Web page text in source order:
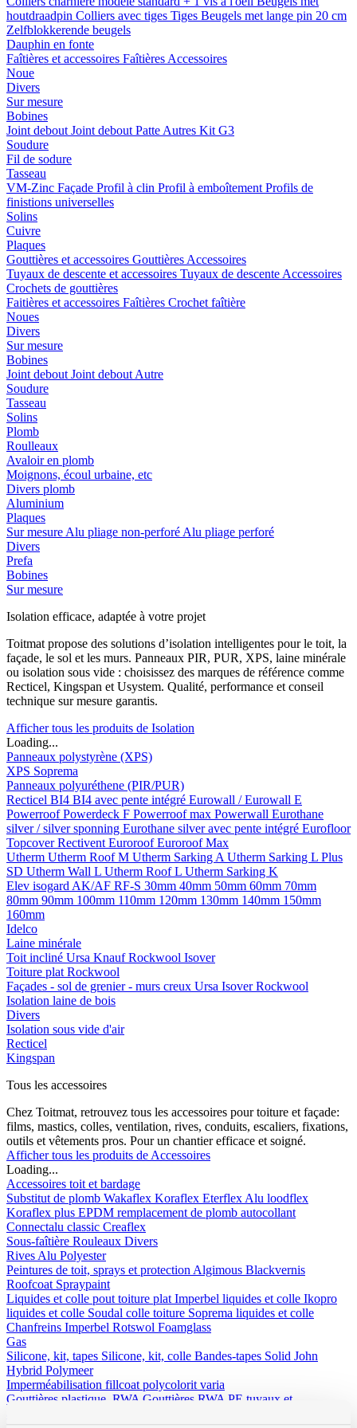
houtdraadpin Colliers avec tiges Tiges Beugels met lange pin 20 cm
Zelfblokkerende beugels
Dauphin en fonte
Faîtières et accessoires Faîtières Accessoires
Noue
Divers
Sur mesure
Bobines
Joint debout Joint debout Patte Autres Kit G3
Soudure
Fil de sodure
Tasseau
VM-Zinc Façade Profil à clin Profil à emboîtement Profils de
finistions universelles
Solins
Cuivre
Plaques
Gouttières et accessoires Gouttières Accessoires
Tuyaux de descente et accessoires Tuyaux de descente Accessoires
Crochets de gouttières
Faitières et accessoires Faîtières Crochet faîtière
Noues
Divers
Sur mesure
Bobines
Joint debout Joint debout Autre
Soudure
Tasseau
Solins
Plomb
Roulleaux
Avaloir en plomb
Moignons, écoul urbaine, etc
Divers plomb
Aluminium
Plaques
Sur mesure Alu pliage non-perforé Alu pliage perforé
Divers
Prefa
Bobines
Sur mesure
Isolation efficace, adaptée à votre projet
Toitmat propose des solutions d’isolation intelligentes pour le toit, la
façade, le sol et les murs. Panneaux PIR, PUR, XPS, laine minérale
ou isolation sous vide : choisissez des marques de référence comme
Recticel, Kingspan et Usystem. Qualité, performance et conseil
technique sur mesure garantis.
Afficher tous les produits de Isolation
Loading...
Panneaux polystyrène (XPS)
XPS Soprema
Panneaux polyuréthene (PIR/PUR)
Recticel BI4 BI4 avec pente intégré Eurowall / Eurowall E
PowerroofPowerdeck F Powerroof max Powerwall Eurothane
silver / silver sponning Eurothane silver avec pente intégré Eurofloor
TopcoverRectivent EuroroofEuroroof Max
Utherm Utherm Roof M Utherm Sarking A Utherm Sarking L Plus
SD Utherm Wall L Utherm Roof L Utherm Sarking K
Elev isogard AK/AF RF-S 30mm 40mm 50mm 60mm 70mm
80mm 90mm 100mm 110mm 120mm 130mm 140mm 150mm
160mm
Idelco
Laine minérale
Toit incliné Ursa KnaufRockwool Isover
Toiture plat Rockwool
Façades - sol de grenier - murs creux Ursa IsoverRockwool
Isolation laine de bois
Divers
Isolation sous vide d'air
Recticel
Kingspan
Tous les accessoires
Chez Toitmat, retrouvez tous les accessoires pour toiture et façade:
films, mastics, colles, ventilation, rives, conduits, escaliers, fixations,
outils et vêtements pros. Pour un chantier efficace et soigné.
Afficher tous les produits de Accessoires
Loading...
Accessoires toit et bardage
Substitut de plomb Wakaflex Koraflex Eterflex Alu loodflex
Koraflex plus EPDM remplacement de plomb autocollant
Connectalu classic Creaflex
Sous-faîtière Rouleaux Divers
Rives Alu Polyester
Peintures de toit, sprays et protection Algimous Blackvernis
Roofcoat Spraypaint
Liquides et colle pout toiture plat Imperbel liquides et colle Ikopro
liquides et colle Soudal colle toiture Soprema liquides et colle
Chanfreins Imperbel Rotswol Foamglass
Gas
Silicone, kit, tapes Silicone, kit, colle Bandes-tapes Solid John
Hybrid Polymeer
Imperméabilisation fillcoat polycolorit varia
Gouttières plastique, RWA Gouttières RWA PE tuyaux et